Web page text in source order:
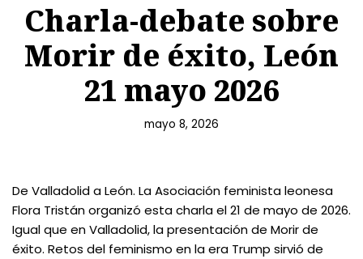
Charla-debate sobre
Morir de éxito, León
21 mayo 2026
mayo 8, 2026
De Valladolid a León. La Asociación feminista leonesa
Flora Tristán organizó esta charla el 21 de mayo de 2026.
Igual que en Valladolid, la presentación de Morir de
éxito. Retos del feminismo en la era Trump sirvió de